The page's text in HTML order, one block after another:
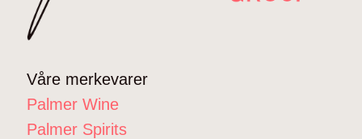
Våre merkevarer
Palmer Wine
Palmer Spirits